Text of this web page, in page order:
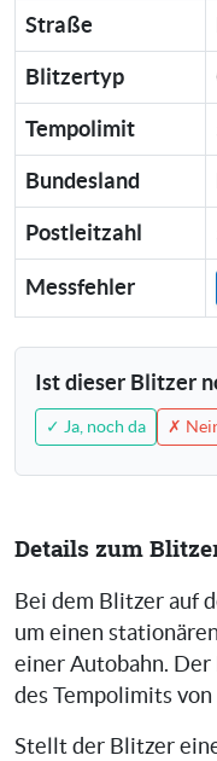
Straße
Blitzertyp
Tempolimit
Bundesland
Postleitzahl
Messfehler
Ist dieser Blitzer
✓ Ja, noch da ✗
Details zum
Bei dem Blitzer auf
um einen
einer Autobahn.
des Tempolimits von
Stellt der Blitzer